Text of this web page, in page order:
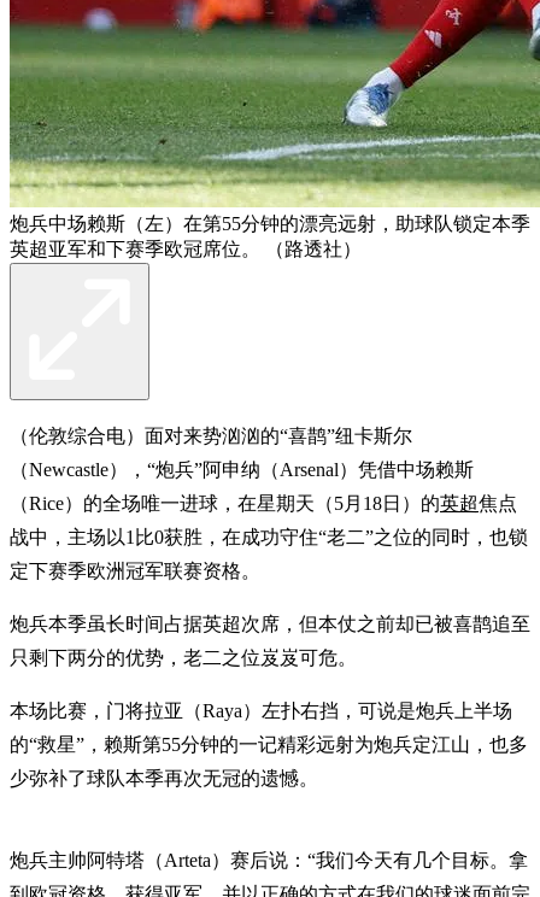
炮兵中场赖斯（左）在第55分钟的漂亮远射，助球队锁定本季
英超亚军和下赛季欧冠席位。 （路透社）
（伦敦综合电）面对来势汹汹的“喜鹊”纽卡斯尔
（Newcastle），“炮兵”阿申纳（Arsenal）凭借中场赖斯
（Rice）的全场唯一进球，在星期天（5月18日）的英超焦点
战中，主场以1比0获胜，在成功守住“老二”之位的同时，也锁
定下赛季欧洲冠军联赛资格。
炮兵本季虽长时间占据英超次席，但本仗之前却已被喜鹊追至
只剩下两分的优势，老二之位岌岌可危。
本场比赛，门将拉亚（Raya）左扑右挡，可说是炮兵上半场
的“救星”，赖斯第55分钟的一记精彩远射为炮兵定江山，也多
少弥补了球队本季再次无冠的遗憾。
炮兵主帅阿特塔（Arteta）赛后说：“我们今天有几个目标。拿